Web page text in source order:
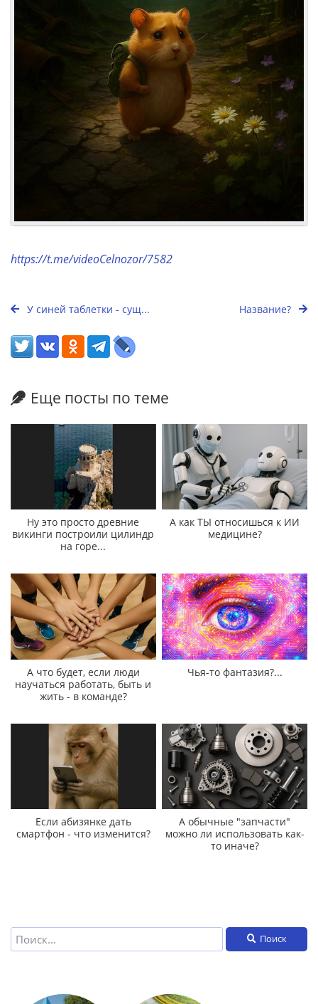
https://t.me/videoCelnozor/7582
У синей таблетки - сущ... Название?
Еще посты по теме
Ну это просто древние
викинги построили цилиндр
на горе...
А как ТЫ относишься к ИИ
медицине?
А что будет, если люди
научаться работать, быть и
жить - в команде?
Чья-то фантазия?...
Если абизянке дать
смартфон - что изменится?
А обычные "запчасти"
можно ли использовать как-
то иначе?
Поиск